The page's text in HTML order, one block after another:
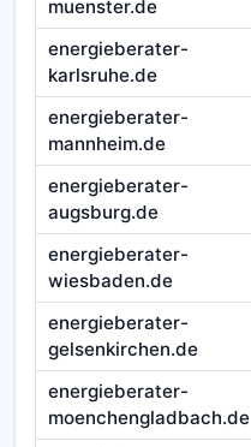
muenster.de
energieberater-
karlsruhe.de
energieberater-
mannheim.de
energieberater-
augsburg.de
energieberater-
wiesbaden.de
energieberater-
gelsenkirchen.de
energieberater-
moenchengladbach.de